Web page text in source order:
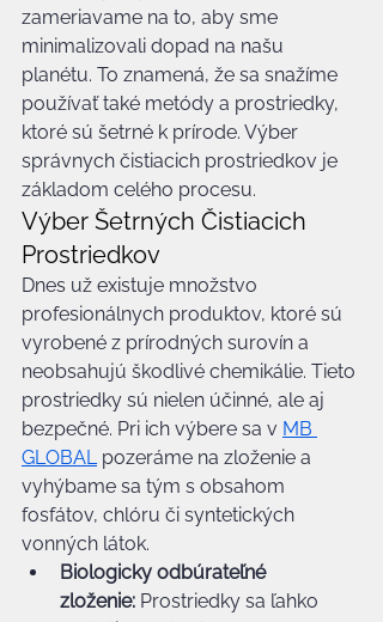
zameriavame na to, aby sme
minimalizovali dopad na našu
planétu. To znamená, že sa snažíme
používať také metódy a prostriedky,
ktoré sú šetrné k prírode. Výber
správnych čistiacich prostriedkov je
základom celého procesu.
Výber Šetrných Čistiacich
Prostriedkov
Dnes už existuje množstvo
profesionálnych produktov, ktoré sú
vyrobené z prírodných surovín a
neobsahujú škodlivé chemikálie. Tieto
prostriedky sú nielen účinné, ale aj
bezpečné. Pri ich výbere sa v MB
GLOBAL pozeráme na zloženie a
vyhýbame sa tým s obsahom
fosfátov, chlóru či syntetických
vonných látok.
Biologicky odbúrateľné
zloženie: Prostriedky sa ľahko